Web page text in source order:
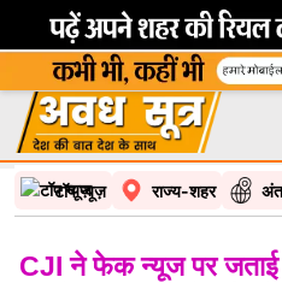
टॉप न्यूज़ राज्य-शहर
CJI ने फेक न्यूज पर जताई